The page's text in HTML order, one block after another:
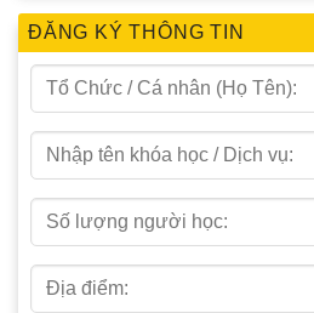
ĐĂNG KÝ THÔNG TIN